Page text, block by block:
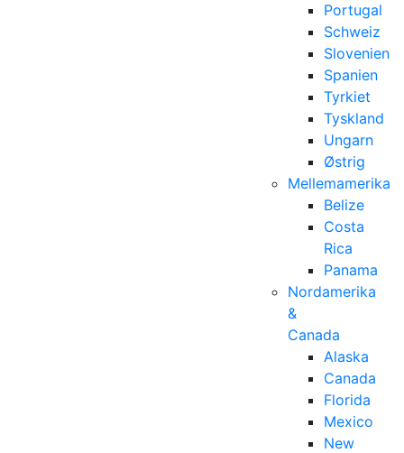
Portugal
Schweiz
Slovenien
Spanien
Tyrkiet
Tyskland
Ungarn
Østrig
Mellemamerika
Belize
Costa
Rica
Panama
Nordamerika
&
Canada
Alaska
Canada
Florida
Mexico
New